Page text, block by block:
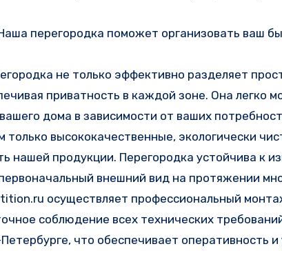
перегородка поможет организовать ваш
не только эффективно разделяет
приватность в каждой зоне. Она легко
дома в зависимости от ваших
высококачественные, экологически
нашей продукции. Перегородка устойчива к
внешний вид на протяжении
осуществляет профессиональный
соблюдение всех технических
что обеспечивает оперативность и